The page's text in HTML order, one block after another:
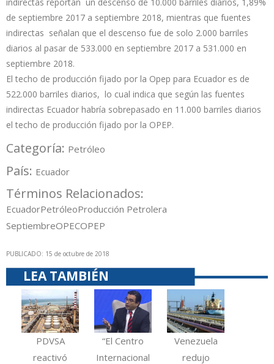
indirectas reportan un descenso de 10.000 barriles diarios, 1,89%
de septiembre 2017 a septiembre 2018, mientras que fuentes
indirectas señalan que el descenso fue de solo 2.000 barriles
diarios al pasar de 533.000 en septiembre 2017 a 531.000 en
septiembre 2018.
El techo de producción fijado por la Opep para Ecuador es de
522.000 barriles diarios, lo cual indica que según las fuentes
indirectas Ecuador habría sobrepasado en 11.000 barriles diarios
el techo de producción fijado por la OPEP.
Categoría: Petróleo
País: Ecuador
Términos Relacionados:
EcuadorPetróleoProducción Petrolera
SeptiembreOPECOPEP
PUBLICADO: 15 de octubre de 2018
LEA TAMBIÉN
PDVSA
reactivó
“El Centro
Internacional
Venezuela
redujo